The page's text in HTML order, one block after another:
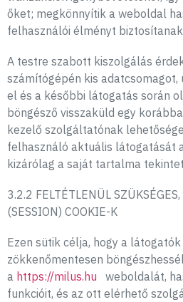
őket; megkönnyítik a weboldal
felhasználói élményt
A testre szabott kiszolgálás
számítógépén kis adatcsomagot,
el és a későbbi látogatás során
böngésző visszaküld egy
kezelő szolgáltatónak
felhasználó aktuális látogatását
kizárólag a saját tartalma
3.2.2 FELTÉTLENÜL
(SESSION) COOKIE-K
Ezen sütik célja, hogy a
zökkenőmentesen
a https://milus.hu
weboldalát,
funkcióit, és az ott elérhető